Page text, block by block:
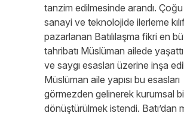
tanzim edilmesinde arandı.
sanayi ve teknolojide ilerleme
pazarlanan Batılılaşma fikri en
tahribatı Müslüman ailede
ve saygı esasları üzerine inşa
Müslüman aile yapısı bu esasları
görmezden gelinerek kurumsal
dönüştürülmek istendi. Batı’dan